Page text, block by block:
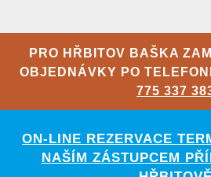
PRO HŘBITOV BAŠKA
OBJEDNÁVKY PO
775 337
ON-LINE REZERVACE
NAŠÍM ZÁSTUPCEM